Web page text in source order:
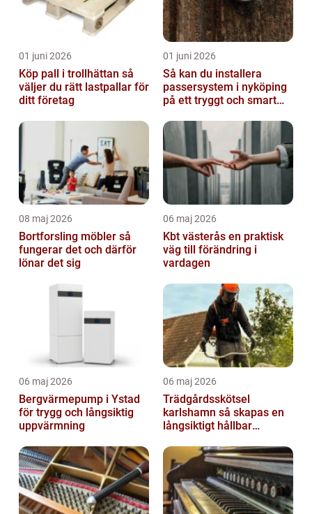
01 juni 2026
Köp pall i trollhättan så
väljer du rätt lastpallar för
ditt företag
01 juni 2026
Så kan du installera
passersystem i nyköping
på ett tryggt och smart
08 maj 2026
Bortforsling möbler så
fungerar det och därför
lönar det sig
06 maj 2026
Kbt västerås en praktisk
väg till förändring i
vardagen
06 maj 2026
Bergvärmepump i Ystad
för trygg och långsiktig
uppvärmning
06 maj 2026
Trädgårdsskötsel
karlshamn så skapas en
långsiktigt hållbar